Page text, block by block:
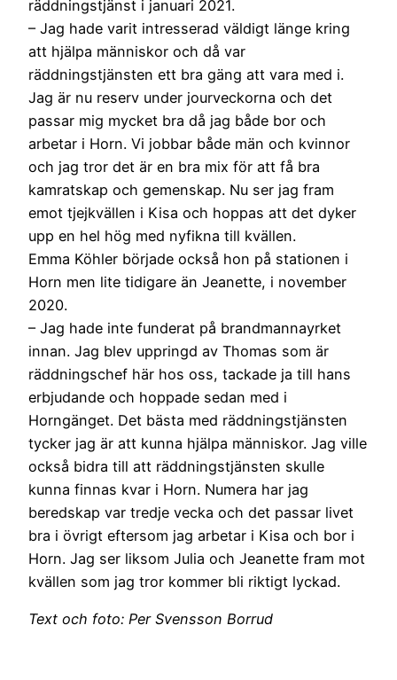
räddningstjänst i januari 2021.
– Jag hade varit intresserad väldigt länge kring
att hjälpa människor och då var
räddningstjänsten ett bra gäng att vara med i.
Jag är nu reserv under jourveckorna och det
passar mig mycket bra då jag både bor och
arbetar i Horn. Vi jobbar både män och kvinnor
och jag tror det är en bra mix för att få bra
kamratskap och gemenskap. Nu ser jag fram
emot tjejkvällen i Kisa och hoppas att det dyker
upp en hel hög med nyfikna till kvällen.
Emma Köhler började också hon på stationen i
Horn men lite tidigare än Jeanette, i november
2020.
– Jag hade inte funderat på brandmannayrket
innan. Jag blev uppringd av Thomas som är
räddningschef här hos oss, tackade ja till hans
erbjudande och hoppade sedan med i
Horngänget. Det bästa med räddningstjänsten
tycker jag är att kunna hjälpa människor. Jag ville
också bidra till att räddningstjänsten skulle
kunna finnas kvar i Horn. Numera har jag
beredskap var tredje vecka och det passar livet
bra i övrigt eftersom jag arbetar i Kisa och bor i
Horn. Jag ser liksom Julia och Jeanette fram mot
kvällen som jag tror kommer bli riktigt lyckad.
Text och foto: Per Svensson Borrud